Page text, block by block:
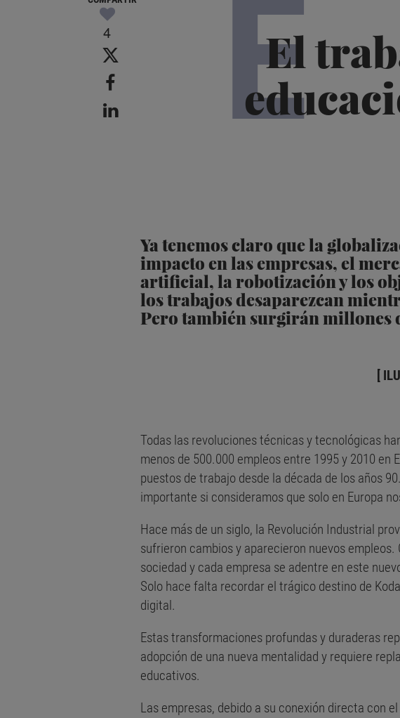
E
4
El
Ya tenemos claro que la
impacto en las empresas, el
artificial, la robotización y los
los trabajos desaparezcan
Pero también surgirán millones
[
Todas las revoluciones técnicas y tecnológicas
menos de 500.000 empleos entre 1995 y 2010 en
puestos de trabajo desde la década de los años
importante si consideramos que solo en Europa
Hace más de un siglo, la Revolución Industrial
sufrieron cambios y aparecieron nuevos
sociedad y cada empresa se adentre en este
Solo hace falta recordar el trágico destino de
digital.
Estas transformaciones profundas y duraderas
adopción de una nueva mentalidad y requiere
educativos.
Las empresas, debido a su conexión directa con